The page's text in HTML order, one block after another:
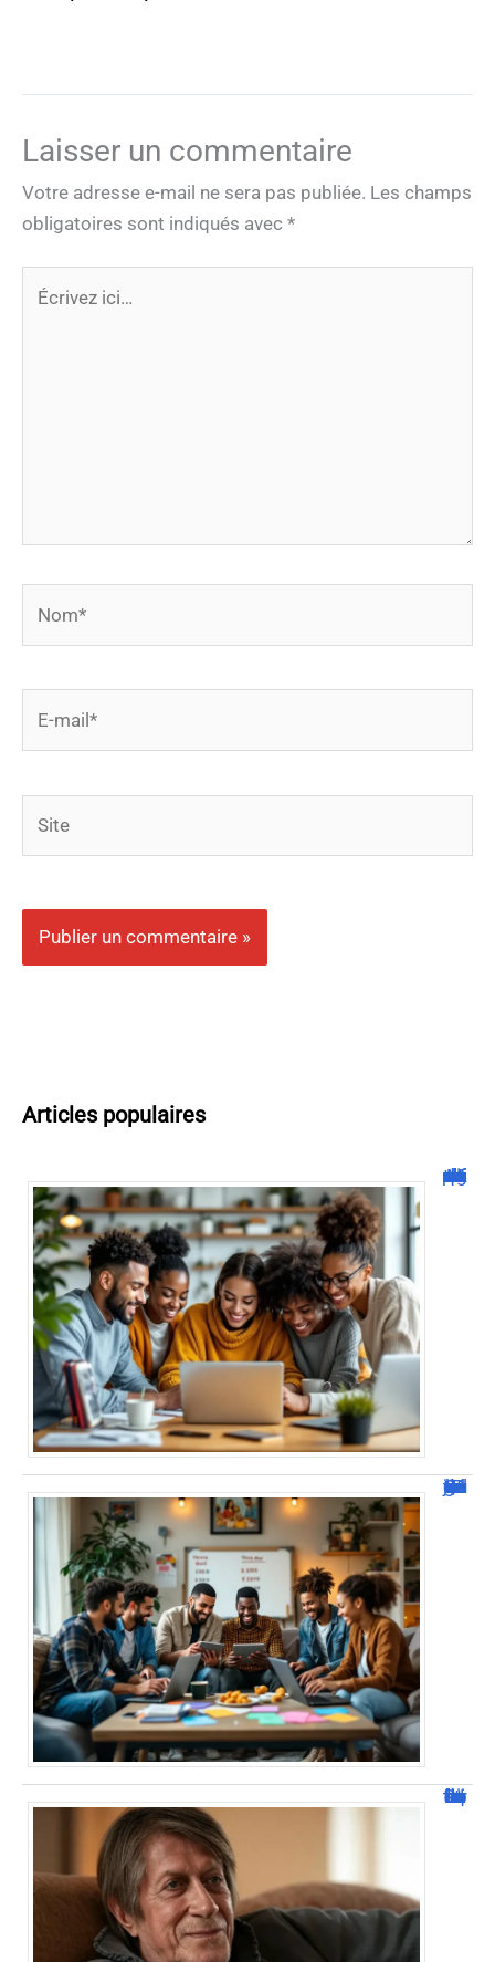
Laisser un commentaire
Votre adresse e-mail ne sera pas publiée. Les champs
obligatoires sont indiqués avec *
Articles populaires
Malgrim com : tout ce que vous devez savoir sur la plateforme !
JetPunk : Quiz et jeux de culture générale
Jacques Dutronc fortune : estimation et sources de richesse !